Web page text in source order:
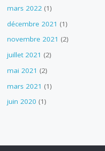
mars 2022(1)
décembre 2021 (1)
novembre 2021 (2)
juillet 2021 (2)
mai 2021 (2)
mars 2021 (1)
juin 2020 (1)